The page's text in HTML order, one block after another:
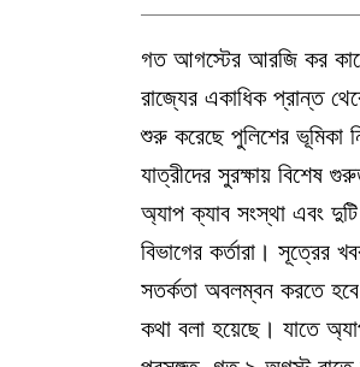
গত আগস্টের আরজি কর
রাজ্যের একাধিক প্রান্ত
শুরু করেছে পুলিশের ভূমিকা
যাত্রীদের সুরক্ষায় বিশেষ
অ্যাপ ক্যাব সংস্থা এবং দুটি
বিভাগের কর্তারা। সূত্রের
সতর্কতা অবলম্বন করতে
কথা বলা হয়েছে। যাতে